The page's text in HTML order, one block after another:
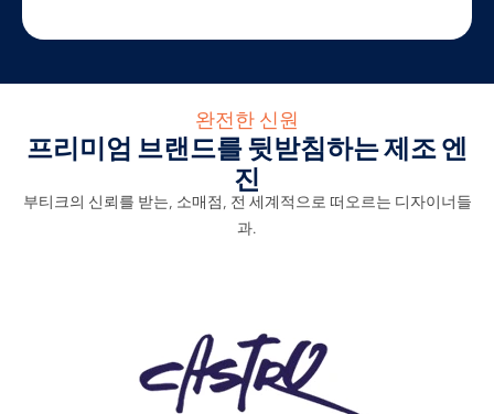
완전한 신원
프리미엄 브랜드를 뒷받침하는 제조 엔
진
부티크의 신뢰를 받는, 소매점, 전 세계적으로 떠오르는 디자이너들
과.